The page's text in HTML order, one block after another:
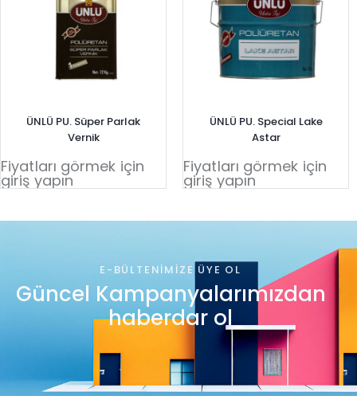
ÜNLÜ PU. Süper Parlak
Vernik
Fiyatları görmek için
giriş yapın
ÜNLÜ PU. Special Lake
Astar
Fiyatları görmek için
giriş yapın
E-BÜLTENIMIZE ÜYE OL
Güncel Kampanyalarımızdan
haberdar ol